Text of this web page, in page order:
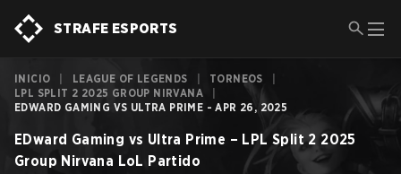
STRAFE ESPORTS
INICIO LEAGUE OF LEGENDS TORNEOS
LPL SPLIT 2 2025 GROUP NIRVANA
EDWARD GAMING VS ULTRA PRIME - APR 26, 2025
EDward Gaming vs Ultra Prime – LPL Split 2 2025
Group Nirvana LoL Partido